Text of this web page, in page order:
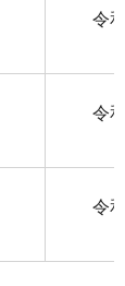
令
令
令